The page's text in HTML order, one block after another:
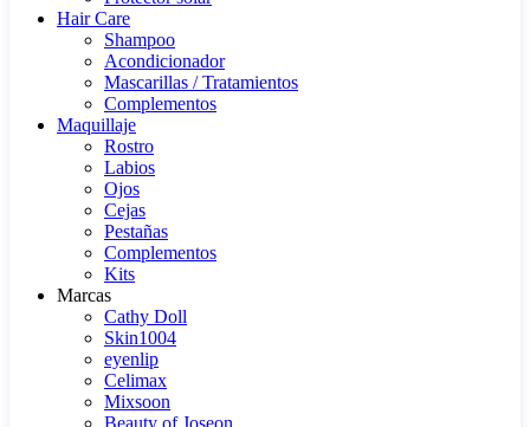
Hair Care
Shampoo
Acondicionador
Mascarillas / Tratamientos
Complementos
Maquillaje
Rostro
Labios
Ojos
Cejas
Pestañas
Complementos
Kits
Marcas
Cathy Doll
Skin1004
eyenlip
Celimax
Mixsoon
Beauty of Joseon